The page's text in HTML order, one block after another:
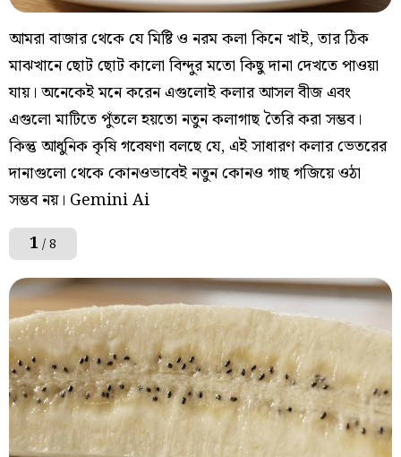
আমরা বাজার থেকে যে মিষ্টি ও নরম কলা কিনে খাই, তার ঠিক
মাঝখানে ছোট ছোট কালো বিন্দুর মতো কিছু দানা দেখতে পাওয়া
যায়। অনেকেই মনে করেন এগুলোই কলার আসল বীজ এবং
এগুলো মাটিতে পুঁতলে হয়তো নতুন কলাগাছ তৈরি করা সম্ভব।
কিন্তু আধুনিক কৃষি গবেষণা বলছে যে, এই সাধারণ কলার ভেতরের
দানাগুলো থেকে কোনওভাবেই নতুন কোনও গাছ গজিয়ে ওঠা
সম্ভব নয়। Gemini Ai
1/ 8